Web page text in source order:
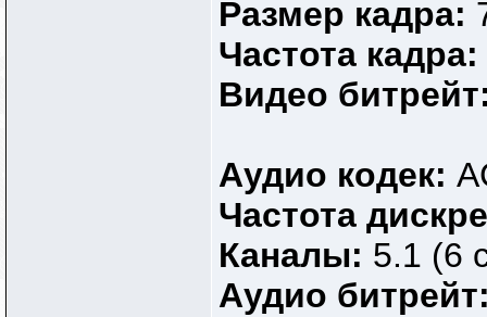
Размер кадра:
Частота кадра:
Видео
Аудио кодек:
Частота
Каналы: 5.1 (6
Аудио